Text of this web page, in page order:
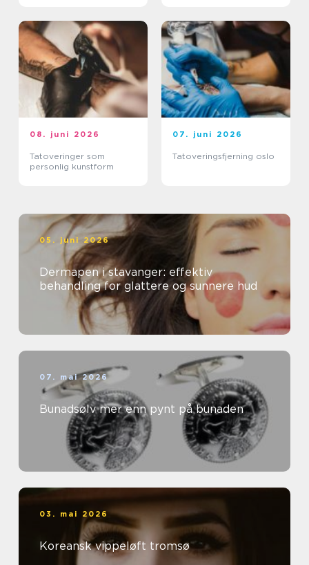
08. juni 2026
Tatoveringer som
personlig kunstform
07. juni 2026
Tatoveringsfjerning oslo
05. juni 2026
Dermapen i stavanger: effektiv
behandling for glattere og sunnere hud
07. mai 2026
Bunadsølv mer enn pynt på bunaden
03. mai 2026
Koreansk vippeløft tromsø